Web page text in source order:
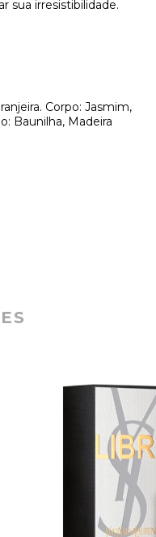
sua irresistibilidade.
Corpo: Jasmim,
Baunilha, Madeira